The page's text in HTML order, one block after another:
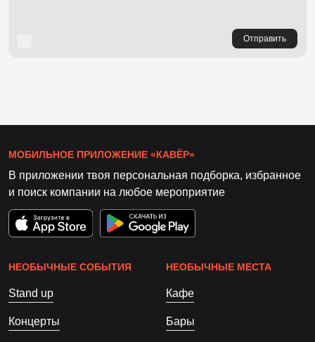
Отправить
МОБИЛЬНОЕ ПРИЛОЖЕНИЕ «КАВЁР»
В приложении твоя персональная подборка, избранное
и поиск компании на любое мероприятие
НЕОБЫЧНЫЕ СОБЫТИЯ
Stand up
Концерты
НЕОБЫЧНЫЕ МЕСТА
Кафе
Бары